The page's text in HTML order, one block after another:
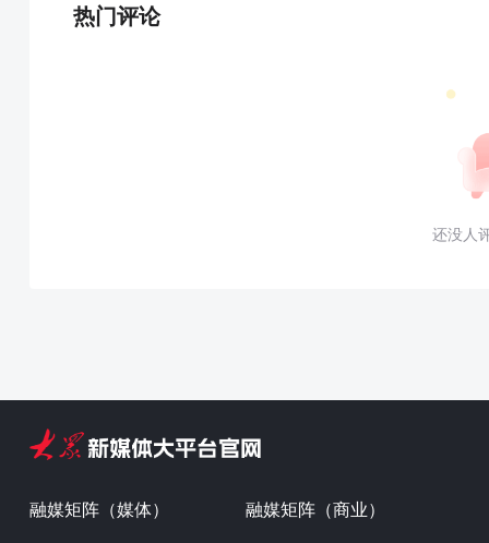
热门评论
还没人
融媒矩阵（媒体） 融媒矩阵（商业）